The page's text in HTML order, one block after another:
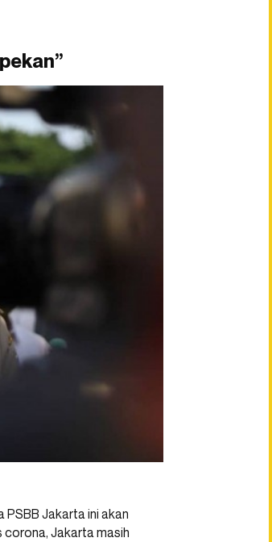
Jakarta ini akan
corona, Jakarta masih